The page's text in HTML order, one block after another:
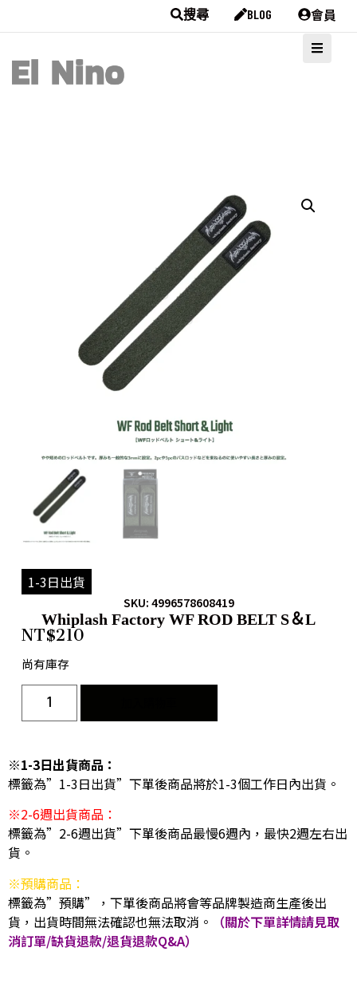
搜尋 BLOG 會員
1-3日出貨
SKU: 4996578608419
Whiplash Factory WF ROD BELT S＆L
NT$210
尚有庫存
※1-3日出貨商品：
標籤為”1-3日出貨”下單後商品將於1-3個工作日內出貨。
※2-6週出貨商品：
標籤為”2-6週出貨”下單後商品最慢6週內，最快2週左右出
貨。
※預購商品：
標籤為”預購”，下單後商品將會等品牌製造商生產後出
貨，出貨時間無法確認也無法取消。
（關於下單詳情請見取
消訂單/缺貨退款/退貨退款Q&A）